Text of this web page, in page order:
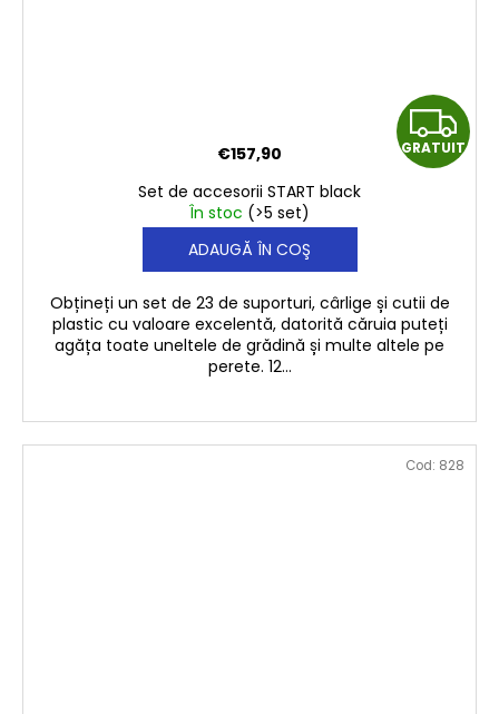
G
R
GRATUIT
Set de accesorii START black
În stoc (>5 set)
€157,90
ADAUGĂ ÎN COŞ
Obțineți un set de 23 de suporturi, cârlige și cutii de
plastic cu valoare excelentă, datorită căruia puteți
agăța toate uneltele de grădină și multe altele pe
perete. 12...
Cod: 828